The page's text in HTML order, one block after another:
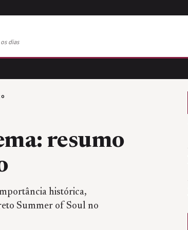
dias
resumo
histórica,
Summer of Soul no